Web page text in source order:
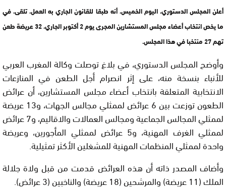
أعلن المجلس الدستوري، اليوم الخميس، أنه طبقا للقانون الجاري به العمل، تلقى، في
ما يخص انتخاب أعضاء مجلس المستشارين المجرى يوم 2 أكتوبر الجاري، 32 عريضة طعن
تهم 27 منتخبا في هذا المجلس.
وأوضح المجلس الدستوري، في بلاغ توصلت وكالة المغرب العربي
للأنباء بنسخة منه، على إثر انصرام أجل الطعن في المنازعات
الانتخابية المتعلقة بانتخاب أعضاء مجلس المستشارين، أن عرائض
الطعون توزعت بين 6 عرائض لممثلي مجالس الجهات، و13 عريضة
لممثلي المجالس الجماعية ومجالس العمالات والاقاليم، و7 عرائض
لممثلي الغرف المهنية، و5 عرائض لممثلي المأجورين، وعريضة
واحدة لممثلي المنظمات المهنية للمشغلين الأكثر تمثيلية.
وأضاف المصدر ذاته أن هذه العرائض قدمت من قبل ولاة جلالة
الملك (11 عريضة) والمرشحين (18 عريضة) والناخبين (3 عرائض).